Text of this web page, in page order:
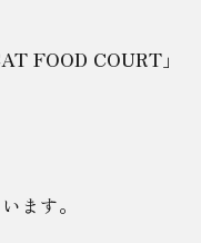
FOOD COURT」
ます。